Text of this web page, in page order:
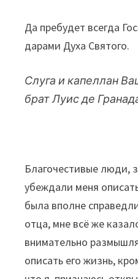
Да пребудет всегда
дарами Духа Святого.
Слуга и капеллан
брат Луис де
Благочестивые люди,
убеждали меня
была вполне
отца, мне всё же
внимательно
описать его жизнь,